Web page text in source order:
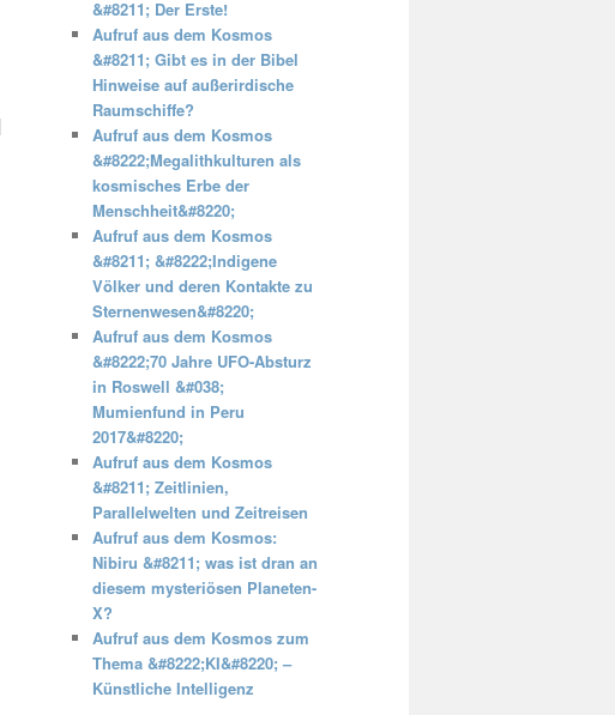
&#8211; Der Erste!
Aufruf aus dem Kosmos
&#8211; Gibt es in der Bibel
Hinweise auf außerirdische
Raumschiffe?
Aufruf aus dem Kosmos
&#8222;Megalithkulturen als
kosmisches Erbe der
Menschheit&#8220;
Aufruf aus dem Kosmos
&#8211; &#8222;Indigene
Völker und deren Kontakte zu
Sternenwesen&#8220;
Aufruf aus dem Kosmos
&#8222;70 Jahre UFO-Absturz
in Roswell &#038;
Mumienfund in Peru
2017&#8220;
Aufruf aus dem Kosmos
&#8211; Zeitlinien,
Parallelwelten und Zeitreisen
Aufruf aus dem Kosmos:
Nibiru &#8211; was ist dran an
diesem mysteriösen Planeten-
X?
Aufruf aus dem Kosmos zum
Thema &#8222;KI&#8220; –
Künstliche Intelligenz